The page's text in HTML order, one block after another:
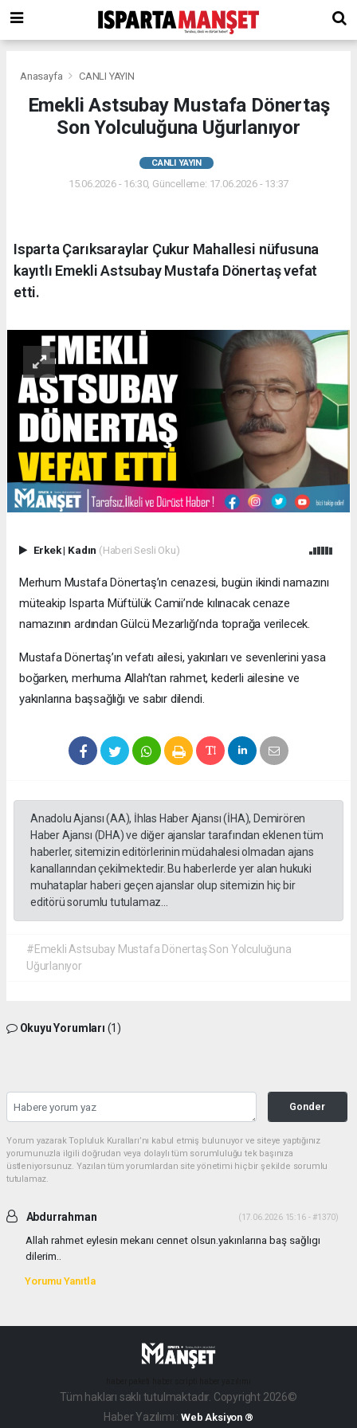
Anasayfa CANLI YAYIN
Emekli Astsubay Mustafa Dönertaş
Son Yolculuğuna Uğurlanıyor
CANLI YAYIN
15.06.2026 - 16:30, Güncelleme: 17.06.2026 - 13:37
Isparta Çarıksaraylar Çukur Mahallesi nüfusuna
kayıtlı Emekli Astsubay Mustafa Dönertaş vefat
etti.
Erkek| Kadın (Haberi Sesli Oku)
Merhum Mustafa Dönertaş’ın cenazesi, bugün ikindi namazını
müteakip Isparta Müftülük Camii’nde kılınacak cenaze
namazının ardından Gülcü Mezarlığı’nda toprağa verilecek.
Mustafa Dönertaş’ın vefatı ailesi, yakınları ve sevenlerini yasa
boğarken, merhuma Allah’tan rahmet, kederli ailesine ve
yakınlarına başsağlığı ve sabır dilendi.
Anadolu Ajansı (AA), İhlas Haber Ajansı (İHA), Demirören
Haber Ajansı (DHA) ve diğer ajanslar tarafından eklenen tüm
haberler, sitemizin editörlerinin müdahalesi olmadan ajans
kanallarından çekilmektedir. Bu haberlerde yer alan hukuki
muhataplar haberi geçen ajanslar olup sitemizin hiç bir
editörü sorumlu tutulamaz...
#Emekli Astsubay Mustafa Dönertaş Son Yolculuğuna
Uğurlanıyor
Okuyu Yorumları (1)
Gonder
Yorum yazarak Topluluk Kuralları’nı kabul etmiş bulunuyor ve siteye yaptığınız
yorumunuzla ilgili doğrudan veya dolaylı tüm sorumluluğu tek başınıza
üstleniyorsunuz. Yazılan tüm yorumlardan site yönetimi hiçbir şekilde sorumlu
tutulamaz.
Abdurrahman (17.06.2026 15:16 - #1370)
Allah rahmet eylesin mekanı cennet olsun.yakınlarına baş sağlıgı
dilerim..
Yorumu Yanıtla
Tüm hakları saklı tutulmaktadır. Copyright 2026©
Haber Yazılımı :Web Aksiyon ®